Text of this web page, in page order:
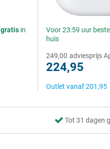
gratis in
Voor 23:59 uur
huis
249,00 adviesprijs
224,95
Outlet vanaf201,95
Tot 31 dagen